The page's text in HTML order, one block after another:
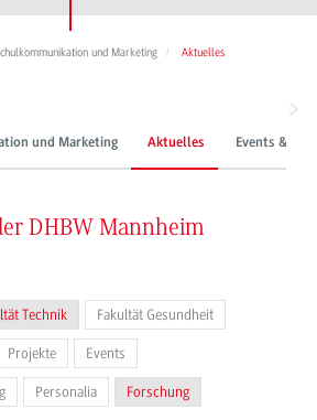
und Marketing Aktuelles
und Marketing Aktuelles Events &
DHBW Mannheim
Technik Fakultät Gesundheit
Projekte Events
Personalia Forschung